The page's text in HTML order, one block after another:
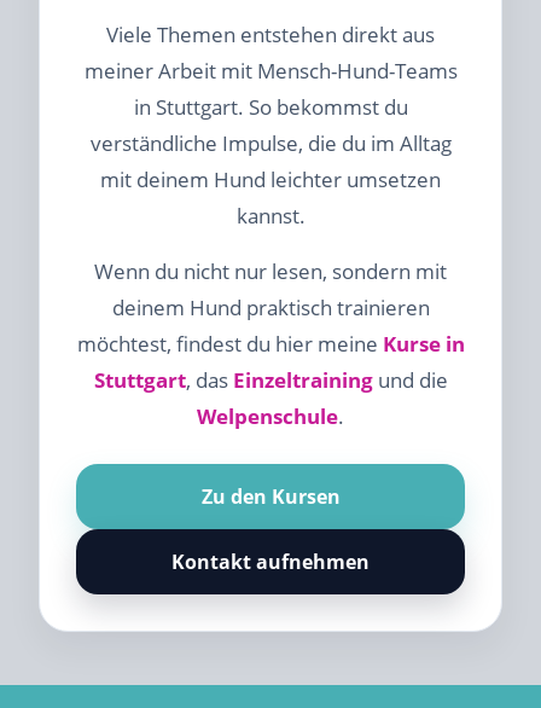
Viele Themen entstehen direkt aus
meiner Arbeit mit Mensch-Hund-Teams
in Stuttgart. So bekommst du
verständliche Impulse, die du im Alltag
mit deinem Hund leichter umsetzen
kannst.
Wenn du nicht nur lesen, sondern mit
deinem Hund praktisch trainieren
möchtest, findest du hier meine Kurse in
Stuttgart, das Einzeltrainingund die
Welpenschule.
Zu den Kursen
Kontakt aufnehmen